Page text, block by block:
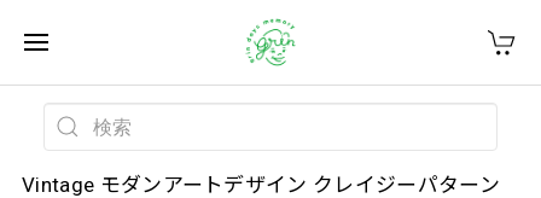
Vintage モダンアートデザイン クレイジーパターン